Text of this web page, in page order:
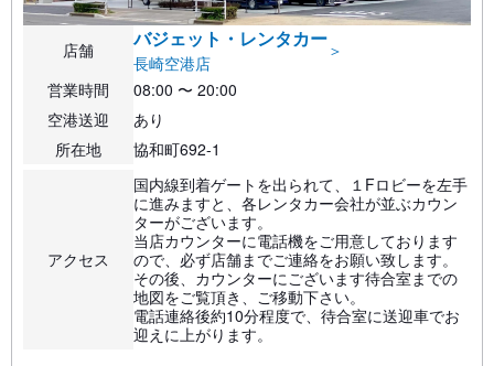
店舗 バジェット・レンタカー
長崎空港店
＞
営業時間
08:00 〜 20:00
空港送迎
あり
所在地
協和町692-1
アクセス
国内線到着ゲートを出られて、１Fロビーを左手
に進みますと、各レンタカー会社が並ぶカウン
ターがございます。
当店カウンターに電話機をご用意しております
ので、必ず店舗までご連絡をお願い致します。
その後、カウンターにございます待合室までの
地図をご覧頂き、ご移動下さい。
電話連絡後約10分程度で、待合室に送迎車でお
迎えに上がります。